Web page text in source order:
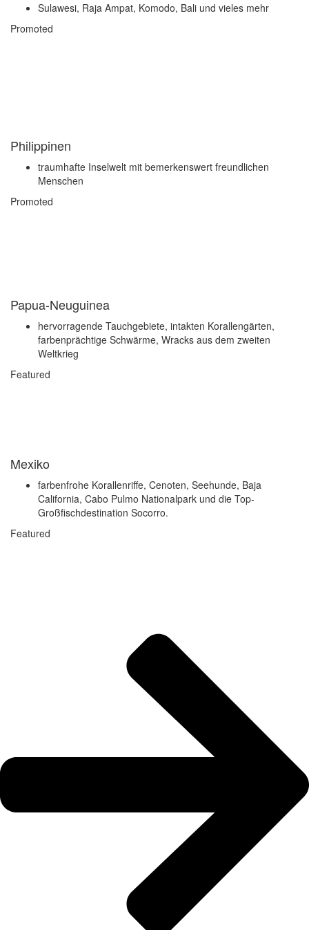
Sulawesi, Raja Ampat, Komodo, Bali und vieles mehr
Promoted
Philippinen
traumhafte Inselwelt mit bemerkenswert freundlichen
Menschen
Promoted
Papua-Neuguinea
hervorragende Tauchgebiete, intakten Korallengärten,
farbenprächtige Schwärme, Wracks aus dem zweiten
Weltkrieg
Featured
Mexiko
farbenfrohe Korallenriffe, Cenoten, Seehunde, Baja
California, Cabo Pulmo Nationalpark und die Top-
Großfischdestination Socorro.
Featured